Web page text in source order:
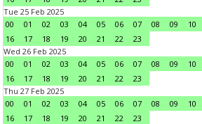
Tue 25 Feb 2025
00
01 02 03 04 05 06 07 08 09 10
16
17 18 19 20 21 22
23
Wed 26 Feb 2025
00
01 02 03 04 05 06 07 08 09 10
16
17 18 19 20 21 22
23
Thu 27 Feb 2025
00
01 02 03 04 05 06 07 08 09 10
16
17 18 19 20 21 22
23